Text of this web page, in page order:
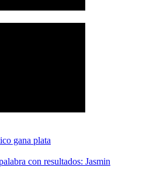
gana plata
con resultados: Jasmin